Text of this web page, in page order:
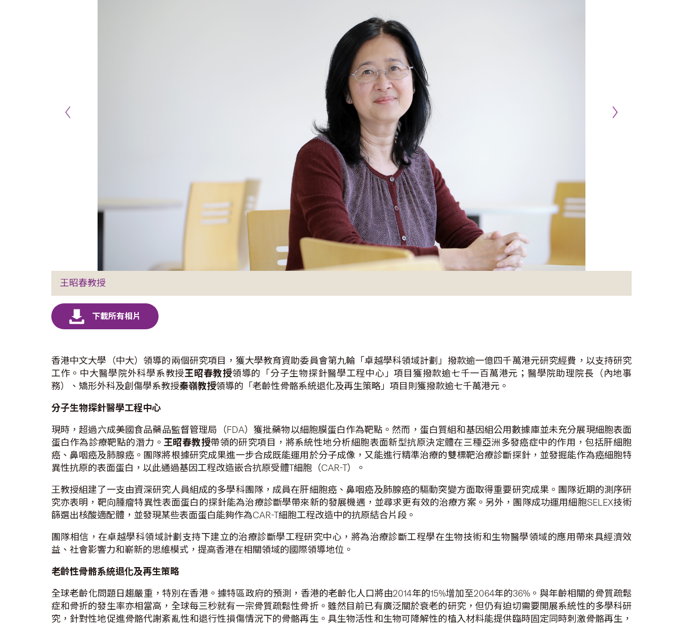
王昭春教授
香港中文大學（中大）領導的兩個研究項目，獲大學教育資助委員會第九輪「卓越學科領域計劃」撥款逾一億四千萬港元研究經費，以支持研究
工作。中大醫學院外科學系教授王昭春教授領導的「分子生物探針醫學工程中心」項目獲撥款逾七千一百萬港元；醫學院助理院長（內地事
務）、矯形外科及創傷學系教授秦嶺教授領導的「老齡性骨骼系統退化及再生策略」項目則獲撥款逾七千萬港元。
分子生物探針醫學工程中心
現時，超過六成美國食品藥品監督管理局（FDA）獲批藥物以細胞膜蛋白作為靶點。然而，蛋白質組和基因組公用數據庫並未充分展現細胞表面
蛋白作為診療靶點的潛力。 王昭春教授帶領的研究項目，將系統性地分析細胞表面新型抗原決定體在三種亞洲多發癌症中的作用，包括肝細胞
癌、鼻咽癌及肺腺癌。團隊將根據研究成果進一步合成既能運用於分子成像，又能進行精準治療的雙標靶治療診斷探針，並發掘能作為癌細胞特
異性抗原的表面蛋白，以此通過基因工程改造嵌合抗原受體T細胞（CAR-T）。
王教授組建了一支由資深研究人員組成的多學科團隊，成員在肝細胞癌、鼻咽癌及肺腺癌的驅動突變方面取得重要研究成果。團隊近期的測序研
究亦表明，靶向腫瘤特異性表面蛋白的探針能為治療診斷學帶來新的發展機遇，並尋求更有效的治療方案。另外，團隊成功運用細胞SELEX技術
篩選出核酸適配體，並發現某些表面蛋白能夠作為CAR-T細胞工程改造中的抗原結合片段。
團隊相信，在卓越學科領域計劃支持下建立的治療診斷學工程研究中心，將為治療診斷工程學在生物技術和生物醫學領域的應用帶來具經濟效
益、社會影響力和嶄新的思維模式，提高香港在相關領域的國際領導地位。
老齡性骨骼系統退化及再生策略
全球老齡化問題日趨嚴重，特別在香港。據特區政府的預測，香港的老齡化人口將由2014年的15%增加至2064年的36%。與年齡相關的骨質疏鬆
症和骨折的發生率亦相當高，全球每三秒就有一宗骨質疏鬆性骨折。雖然目前已有廣泛關於衰老的研究，但仍有迫切需要開展系統性的多學科研
究，針對性地促進骨骼代謝紊亂性和退行性損傷情況下的骨骼再生。具生物活性和生物可降解性的植入材料能提供臨時固定同時刺激骨骼再生，